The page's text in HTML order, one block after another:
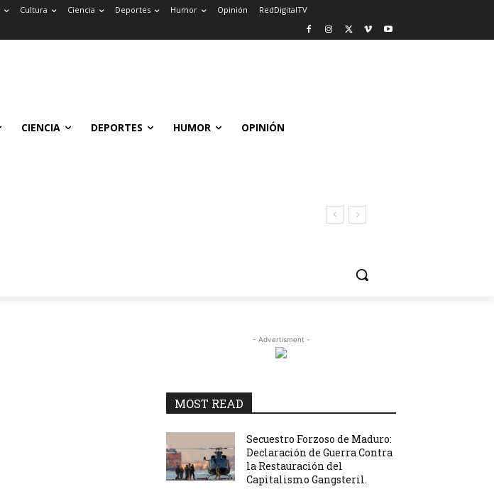
Cultura Ciencia Deportes Humor Opinión RedDigitalTV
CIENCIA DEPORTES HUMOR OPINIÓN
- Advertisment -
MOST READ
Secuestro Forzoso de Maduro:
Declaración de Guerra Contra
la Restauración del
Capitalismo Gangsteril.